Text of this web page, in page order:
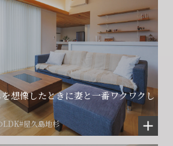
想像したときに妻と一番ワクワクし
LDK#屋久島地杉
24-2478
業時間9:30~18:30 水曜定休
閉じる
073-386
閉じる
24-2478
業時間9:30~18:30 水曜定休
閉じる